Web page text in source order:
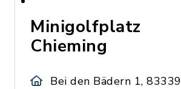
Minigolfplatz
Chieming
Bei den Bädern 1, 83339